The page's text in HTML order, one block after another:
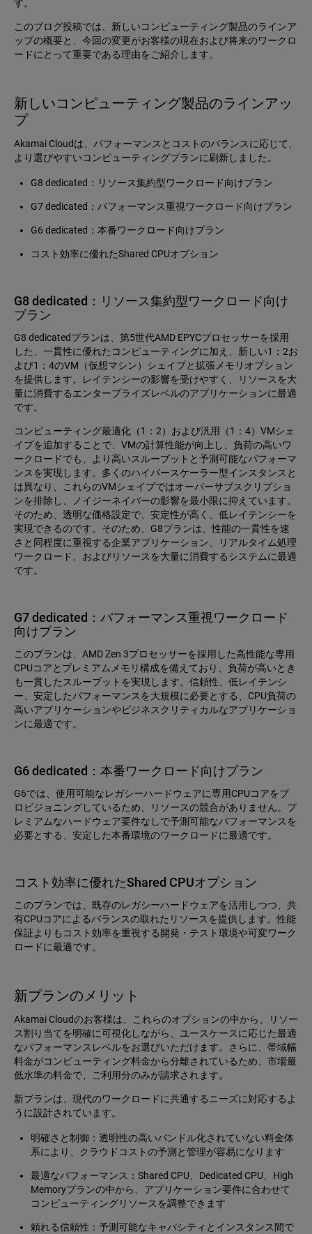
す。
このブログ投稿では、新しいコンピューティング製品のラインア
ップの概要と、今回の変更がお客様の現在および将来のワークロ
ードにとって重要である理由をご紹介します。
新しいコンピューティング製品のラインアッ
プ
Akamai Cloudは、パフォーマンスとコストのバランスに応じて、
より選びやすいコンピューティングプランに刷新しました。
G8 dedicated：リソース集約型ワークロード向けプラン
G7 dedicated：パフォーマンス重視ワークロード向けプラン
G6 dedicated：本番ワークロード向けプラン
コスト効率に優れたShared CPUオプション
G8 dedicated：リソース集約型ワークロード向け
プラン
G8 dedicatedプランは、第5世代AMD EPYCプロセッサーを採用
した、一貫性に優れたコンピューティングに加え、新しい1：2お
よび1：4のVM（仮想マシン）シェイプと拡張メモリオプション
を提供します。レイテンシーの影響を受けやすく、リソースを大
量に消費するエンタープライズレベルのアプリケーションに最適
です。
コンピューティング最適化（1：2）および汎用（1：4）VMシェ
イプを追加することで、VMの計算性能が向上し、負荷の高いワ
ークロードでも、より高いスループットと予測可能なパフォーマ
ンスを実現します。多くのハイパースケーラー型インスタンスと
は異なり、これらのVMシェイプではオーバーサブスクリプショ
ンを排除し、ノイジーネイバーの影響を最小限に抑えています。
そのため、透明な価格設定で、安定性が高く、低レイテンシーを
実現できるのです。そのため、G8プランは、性能の一貫性を速
さと同程度に重視する企業アプリケーション、リアルタイム処理
ワークロード、およびリソースを大量に消費するシステムに最適
です。
G7 dedicated：パフォーマンス重視ワークロード
向けプラン
このプランは、AMD Zen 3プロセッサーを採用した高性能な専用
CPUコアとプレミアムメモリ構成を備えており、負荷が高いとき
も一貫したスループットを実現します。信頼性、低レイテンシ
ー、安定したパフォーマンスを大規模に必要とする、CPU負荷の
高いアプリケーションやビジネスクリティカルなアプリケーショ
ンに最適です。
G6 dedicated：本番ワークロード向けプラン
G6では、使用可能なレガシーハードウェアに専用CPUコアをプ
ロビジョニングしているため、リソースの競合がありません。プ
レミアムなハードウェア要件なしで予測可能なパフォーマンスを
必要とする、安定した本番環境のワークロードに最適です。
コスト効率に優れたShared CPUオプション
このプランでは、既存のレガシーハードウェアを活用しつつ、共
有CPUコアによるバランスの取れたリソースを提供します。性能
保証よりもコスト効率を重視する開発・テスト環境や可変ワーク
ロードに最適です。
新プランのメリット
Akamai Cloudのお客様は、これらのオプションの中から、リソー
ス割り当てを明確に可視化しながら、ユースケースに応じた最適
なパフォーマンスレベルをお選びいただけます。さらに、帯域幅
料金がコンピューティング料金から分離されているため、市場最
低水準の料金で、ご利用分のみが請求されます。
新プランは、現代のワークロードに共通するニーズに対応するよ
うに設計されています。
明確さと制御：透明性の高いバンドル化されていない料金体
系により、クラウドコストの予測と管理が容易になります
最適なパフォーマンス：Shared CPU、Dedicated CPU、High
Memoryプランの中から、アプリケーション要件に合わせて
コンピューティングリソースを調整できます
頼れる信頼性：予測可能なキャパシティとインスタンス間で